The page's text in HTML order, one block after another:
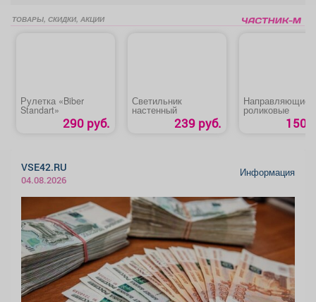
ТОВАРЫ, СКИДКИ, АКЦИИ
Рулетка «Biber
Standart»
290 руб.
Светильник
настенный
239 руб.
Направляющие
роликовые
150
VSE42.RU
04.08.2026
Информация